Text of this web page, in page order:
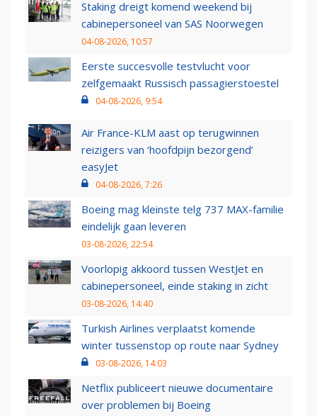
Staking dreigt komend weekend bij
cabinepersoneel van SAS Noorwegen
04-08-2026, 10:57
Eerste succesvolle testvlucht voor
zelfgemaakt Russisch passagierstoestel
04-08-2026, 9:54
Air France-KLM aast op terugwinnen
reizigers van ‘hoofdpijn bezorgend’
easyJet
04-08-2026, 7:26
Boeing mag kleinste telg 737 MAX-familie
eindelijk gaan leveren
03-08-2026, 22:54
Voorlopig akkoord tussen WestJet en
cabinepersoneel, einde staking in zicht
03-08-2026, 14:40
Turkish Airlines verplaatst komende
winter tussenstop op route naar Sydney
03-08-2026, 14:03
Netflix publiceert nieuwe documentaire
over problemen bij Boeing